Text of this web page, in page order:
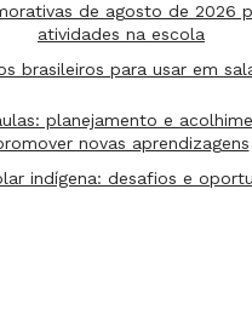
de perguntas essenciais
e a análise com base
implica refletir sobre os tipos
válidas por meio
de agosto de 2026
atividades na escola
brasileiros para usar em
planejamento e
novas aprendizagens
indígena: desafios e